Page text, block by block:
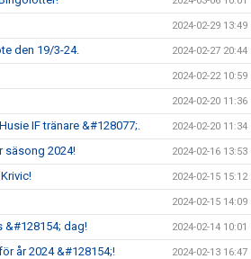
2024-02-29 13:49
den 19/3-24. 2024-02-27 20:44
2024-02-22 10:59
2024-02-20 11:36
IF tränare &#128077;. 2024-02-20 11:34
säsong 2024! 2024-02-16 13:53
2024-02-15 15:12
2024-02-15 14:09
&#128154; dag! 2024-02-14 10:01
år 2024 &#128154;! 2024-02-13 16:47